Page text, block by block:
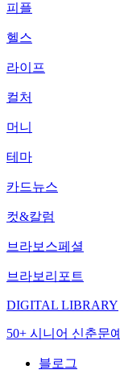
피플
헬스
라이프
컬처
머니
테마
카드뉴스
컷&칼럼
브라보스페셜
브라보리포트
DIGITAL LIBRARY
50+ 시니어 신춘문예
블로그